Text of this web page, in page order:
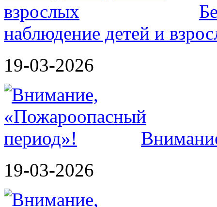
наблюдение детей и
19-03-2026
19-03-2026